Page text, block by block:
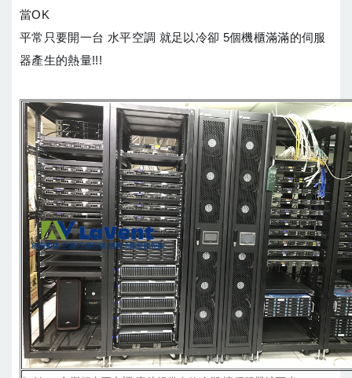
當OK
平常只要開一台 水平空調 就足以冷卻 5個機櫃滿滿的伺服
器產生的熱量!!!